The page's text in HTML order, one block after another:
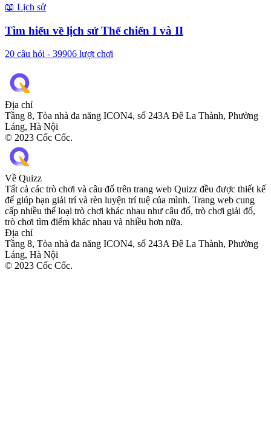
📖 Lịch sử
Tìm hiểu về lịch sử Thế chiến I và II
20 câu hỏi - 39906 lượt chơi
Địa chỉ
Tầng 8, Tòa nhà đa năng ICON4, số 243A Đê La Thành, Phường
Láng, Hà Nội
© 2023 Cốc Cốc.
Về Quizz
Tất cả các trò chơi và câu đố trên trang web Quizz đều được thiết kế
để giúp bạn giải trí và rèn luyện trí tuệ của mình. Trang web cung
cấp nhiều thể loại trò chơi khác nhau như câu đố, trò chơi giải đố,
trò chơi tìm điểm khác nhau và nhiều hơn nữa.
Địa chỉ
Tầng 8, Tòa nhà đa năng ICON4, số 243A Đê La Thành, Phường
Láng, Hà Nội
© 2023 Cốc Cốc.